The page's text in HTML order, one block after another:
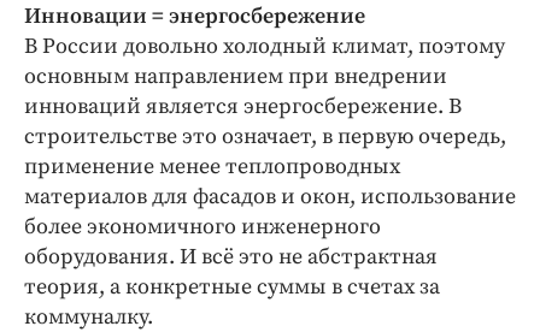
Инновации = энергосбережение
В России довольно холодный климат, поэтому
основным направлением при внедрении
инноваций является энергосбережение. В
строительстве это означает, в первую очередь,
применение менее теплопроводных
материалов для фасадов и окон, использование
более экономичного инженерного
оборудования. И всё это не абстрактная
теория, а конкретные суммы в счетах за
коммуналку.